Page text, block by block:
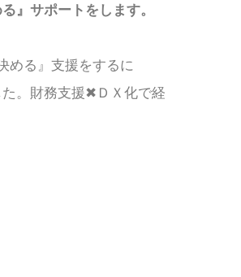
』サポートをします。
める』支援をするに
。財務支援✖ＤＸ化で経